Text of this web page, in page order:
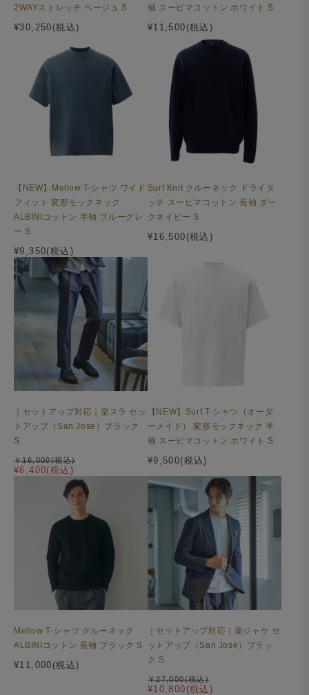
2WAYストレッチ ベージュ S
¥30,250(税込)
袖 スーピマコットン ホワイト S
¥11,500(税込)
【NEW】Mellow T-シャツ ワイド
フィット 変形モックネック
ALBINIコットン 半袖 ブルーグレ
ー S
¥9,350(税込)
Surf Knit クルーネック ドライタ
ッチ スーピマコットン 長袖 ダー
クネイビー S
¥16,500(税込)
｜セットアップ対応｜楽スラ セッ
トアップ（San Jose）ブラック
S
¥6,400(税込)
￥16,000(税込)
【NEW】Surf T-シャツ（オーダ
ーメイド） 変形モックネック 半
袖 スーピマコットン ホワイト S
¥9,500(税込)
Mellow T-シャツ クルーネック
ALBINIコットン 長袖 ブラック S
¥11,000(税込)
｜セットアップ対応｜楽ジャケ セ
ットアップ（San Jose）ブラッ
ク S
¥10,800(税込)
￥27,000(税込)